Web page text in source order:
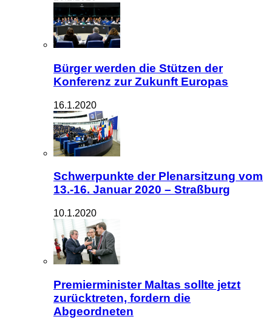
Bürger werden die Stützen der
Konferenz zur Zukunft Europas
16.1.2020
Schwerpunkte der Plenarsitzung vom
13.-16. Januar 2020 – Straßburg
10.1.2020
Premierminister Maltas sollte jetzt
zurücktreten, fordern die
Abgeordneten